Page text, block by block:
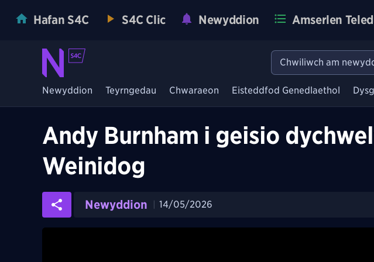
Hafan S4C S4C Clic Newyddion Amserlen
Newyddion Teyrngedau Chwaraeon Eisteddfod Genedlaethol
Andy Burnham i geisio
Weinidog
Newyddion 14/05/2026